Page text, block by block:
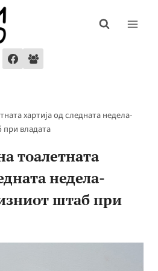
хартија од следната недела-
владата
тоалетната
недела-
штаб при